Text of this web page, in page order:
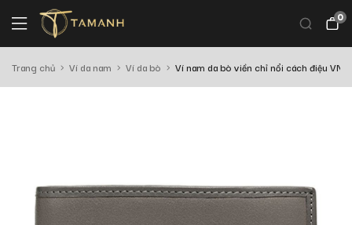
0
Trang chủ Ví da nam Ví da bò Ví nam da bò viền chỉ nổi cách điệu